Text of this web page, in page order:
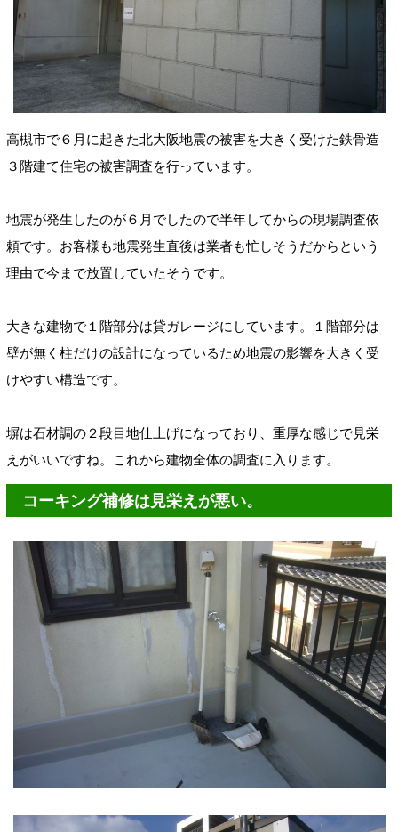
高槻市で６月に起きた北大阪地震の被害を大きく受けた鉄骨造
３階建て住宅の被害調査を行っています。
地震が発生したのが６月でしたので半年してからの現場調査依
頼です。お客様も地震発生直後は業者も忙しそうだからという
理由で今まで放置していたそうです。
大きな建物で１階部分は貸ガレージにしています。１階部分は
壁が無く柱だけの設計になっているため地震の影響を大きく受
けやすい構造です。
塀は石材調の２段目地仕上げになっており、重厚な感じで見栄
えがいいですね。これから建物全体の調査に入ります。
コーキング補修は見栄えが悪い。